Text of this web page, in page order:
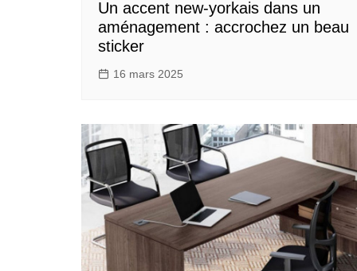
Un accent new-yorkais dans un
aménagement : accrochez un beau
sticker
16 mars 2025